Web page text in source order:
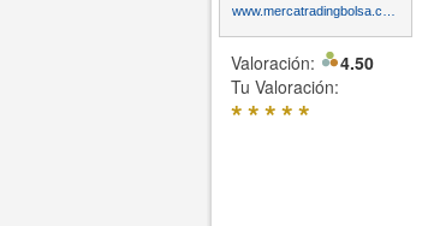
Valoración:
4.50
Tu Valoración:
*****